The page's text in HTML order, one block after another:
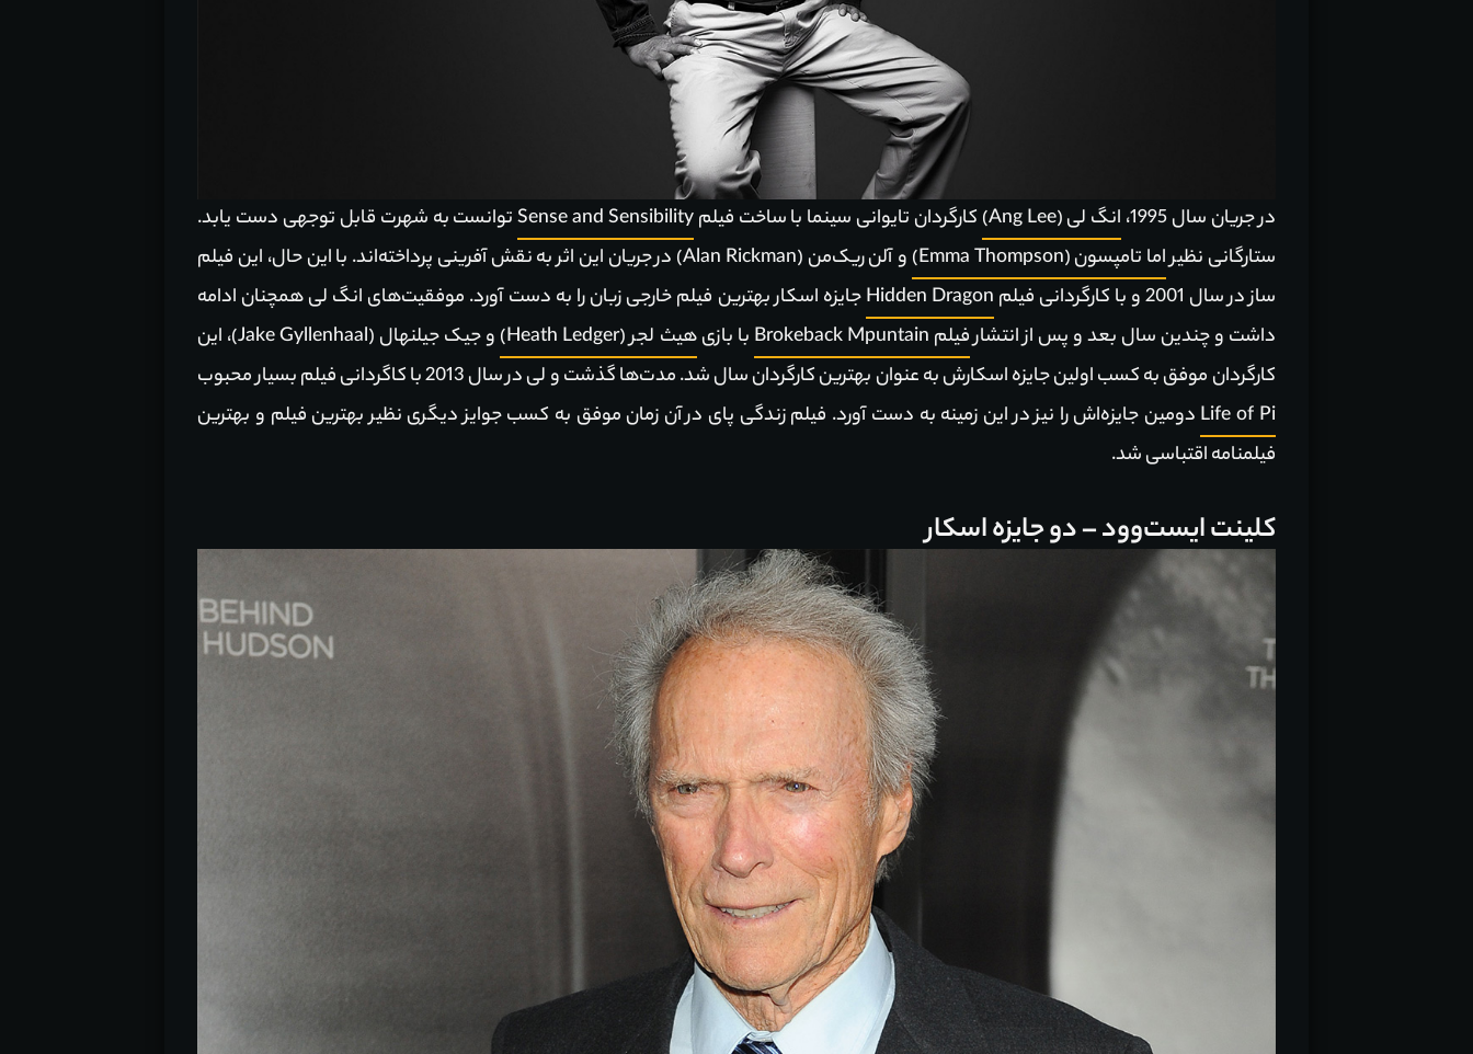
در جریان سال 1995، انگ لی (Ang Lee) کارگردان تایوانی سینما با ساخت فیلمSense and Sensibilityتوانست به شهرت قابل توجهی دست یابد.
ستارگانی نظیراما تامپسون (Emma Thompson)
و آلن ریک‌من (Alan Rickman) در جریان این اثر به نقش آفرینی پرداخته‌اند. با این حال، این فیلم
ساز در سال 2001 و با کارگردانی فیلم
Hidden Dragonجایزه اسکار بهترین فیلم خارجی زبان را به دست آورد. موفقیت‌های انگ لی همچنان ادامه
داشت و چندین سال بعد و پس از انتشارفیلم Brokeback Mpuntain با بازیهیث لجر (Heath Ledger)
و جیک جیلنهال (Jake Gyllenhaal)، این
کارگردان موفق به کسب اولین جایزه اسکارش به عنوان بهترین کارگردان سال شد. مدت‌ها گذشت و لی در سال 2013 با کاگردانی فیلم بسیار محبوب
Life of Pi دومین جایزه‌اش را نیز در این زمینه به دست آورد. فیلم زندگی پای در آن زمان موفق به کسب جوایز دیگری نظیر بهترین فیلم و بهترین
فیلمنامه اقتباسی شد.
کلینت ایست‌وود – دو جایزه اسکار